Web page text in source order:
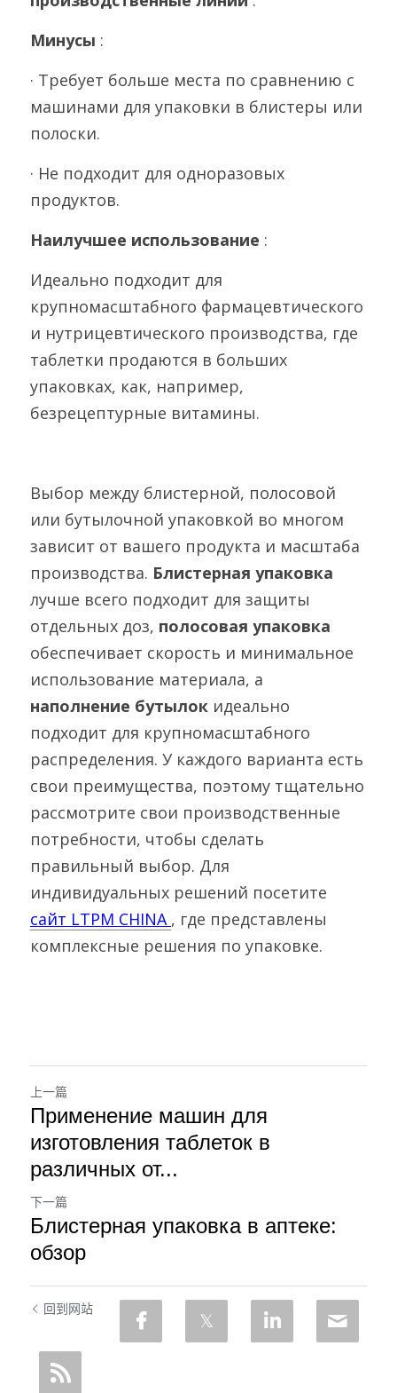
Минусы :
· Требует больше места по сравнению с
машинами для упаковки в блистеры или
полоски.
· Не подходит для одноразовых
продуктов.
Наилучшее использование :
Идеально подходит для
крупномасштабного фармацевтического
и нутрицевтического производства, где
таблетки продаются в больших
упаковках, как, например,
безрецептурные витамины.
Выбор между блистерной, полосовой
или бутылочной упаковкой во многом
зависит от вашего продукта и масштаба
производства.
лучше всего подходит для защиты
отдельных доз,
обеспечивает скорость и минимальное
наполнение бутылок идеально
подходит для крупномасштабного
распределения. У каждого варианта есть
свои преимущества, поэтому тщательно
рассмотрите свои производственные
потребности, чтобы сделать
правильный выбор. Для
сайт LTPM CHINA , где представлены
комплексные решения по упаковке.
上一篇
Применение машин для
изготовления таблеток в
различных от...
下一篇
Блистерная упаковка в аптеке:
обзор
回到网站